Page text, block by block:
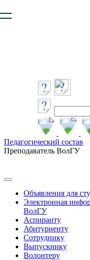
безопасную работу с
Педагогический состав
Преподаватель ВолГУ
Объявления для
Электронная
ВолГУ
Аспиранту
Абитуриенту
Сотруднику
Выпускнику
Волонтеру